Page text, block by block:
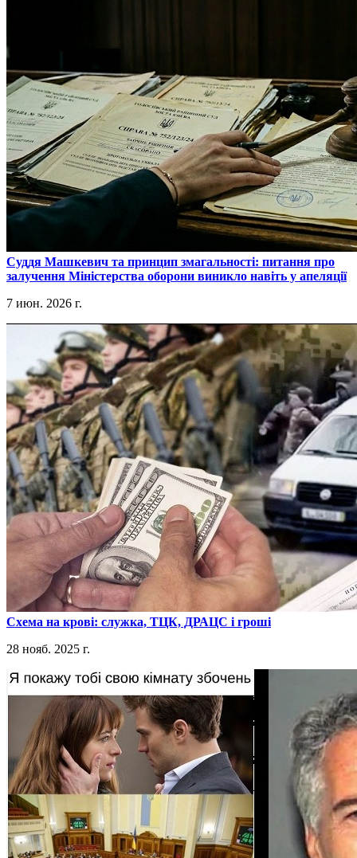
​Суддя Машкевич та принцип змагальності: питання про
залучення Міністерства оборони виникло навіть у апеляції
7 июн. 2026 г.
​Схема на крові: служка, ТЦК, ДРАЦС і гроші
28 нояб. 2025 г.